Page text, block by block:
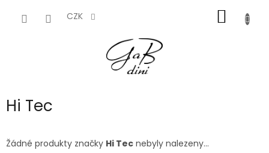
CZK
KOŠÍK
Hi Tec
Žádné produkty značky Hi Tec nebyly nalezeny...